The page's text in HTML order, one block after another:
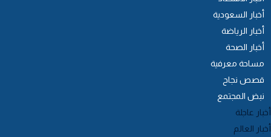
أخبار السعودية
أخبار الرياضة
أخبار الصحة
مساحة معرفية
قصص نجاح
نبض المجتمع
عاجلة
العالم